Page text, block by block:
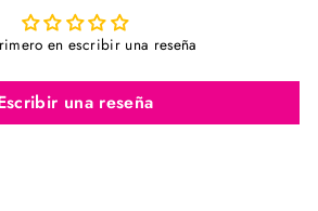
en escribir una reseña
una reseña